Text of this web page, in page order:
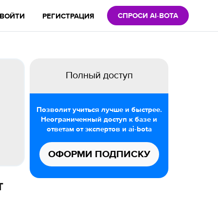
ВОЙТИ РЕГИСТРАЦИЯ СПРОСИ AI-BOTA
Полный доступ
Позволит учиться лучше и быстрее.
Неограниченный доступ к базе и
ответам от экспертов и ai-bota
ОФОРМИ ПОДПИСКУ